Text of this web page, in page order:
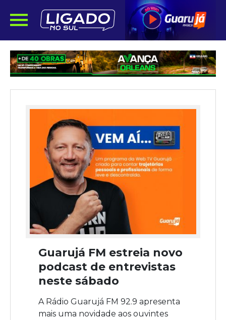
Guarujá FM estreia novo
podcast de entrevistas
neste sábado
A Rádio Guarujá FM 92.9 apresenta
mais uma novidade aos ouvintes